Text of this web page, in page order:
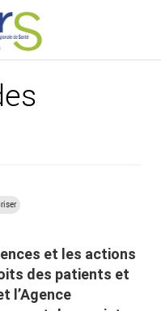
et les actions
des patients et
l’Agence